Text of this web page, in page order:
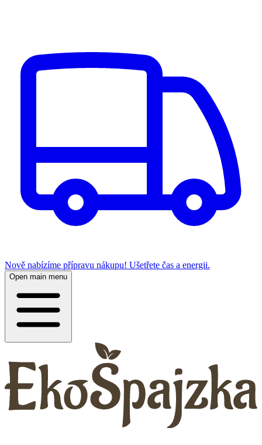
Nově nabízíme přípravu nákupu! Ušetřete čas a energii.
Open main menu